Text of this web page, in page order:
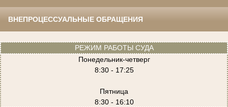
ВНЕПРОЦЕССУАЛЬНЫЕ ОБРАЩЕНИЯ
РЕЖИМ РАБОТЫ СУДА
Понедельник-четверг
8:30 - 17:25
Пятница
8:30 - 16:10